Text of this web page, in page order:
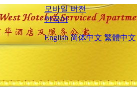
모바일 버전
한국어
English 简体中文 繁體中文